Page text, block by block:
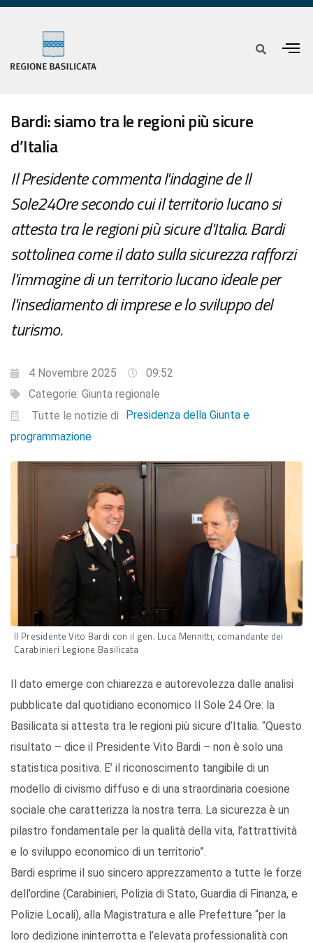
Bardi: siamo tra le regioni più sicure
d’Italia
Il Presidente commenta l'indagine de Il
Sole24Ore secondo cui il territorio lucano si
attesta tra le regioni più sicure d'Italia. Bardi
sottolinea come il dato sulla sicurezza rafforzi
l'immagine di un territorio lucano ideale per
l'insediamento di imprese e lo sviluppo del
turismo.
4 Novembre 2025
09:52
Categorie: Giunta regionale
Tutte le notizie di
Presidenza della Giunta e
programmazione
Il Presidente Vito Bardi con il gen. Luca Mennitti, comandante dei
Carabinieri Legione Basilicata
Il dato emerge con chiarezza e autorevolezza dalle analisi
pubblicate dal quotidiano economico Il Sole 24 Ore: la
Basilicata si attesta tra le regioni più sicure d’Italia. “Questo
risultato – dice il Presidente Vito Bardi – non è solo una
statistica positiva. E’ il riconoscimento tangibile di un
modello di civismo diffuso e di una straordinaria coesione
sociale che caratterizza la nostra terra. La sicurezza è un
pilastro fondamentale per la qualità della vita, l’attrattività
e lo sviluppo economico di un territorio”.
Bardi esprime il suo sincero apprezzamento a tutte le forze
dell’ordine (Carabinieri, Polizia di Stato, Guardia di Finanza, e
Polizie Locali), alla Magistratura e alle Prefetture “per la
loro dedizione ininterrotta e l’elevata professionalità con